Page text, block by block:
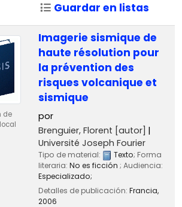
Guardar en listas
de
Imagerie sismique de
haute résolution pour
la prévention des
risques volcanique et
sismique
por
Brenguier, Florent [autor]
Université Joseph Fourier
Tipo de material: Texto; Forma
literaria: No es ficción ; Audiencia:
Especializado;
Detalles de publicación: Francia,
2006